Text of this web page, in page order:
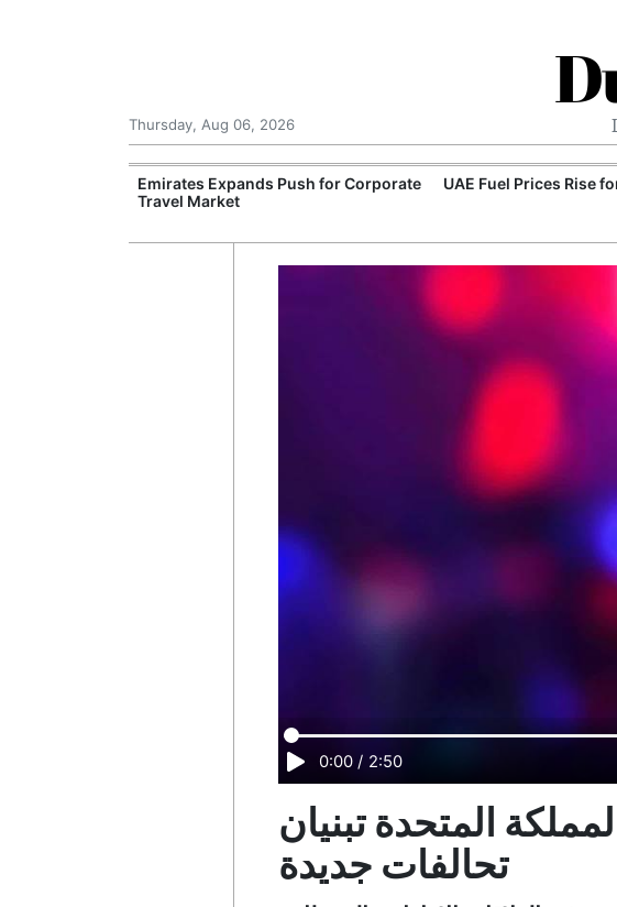
Thursday, Aug 06, 2026
Emirates Expands Push for Corporate
Travel Market
UAE Fuel Prices Rise
0:00 / 2:50
المتحدة تبنيان
تحالفات جديدة